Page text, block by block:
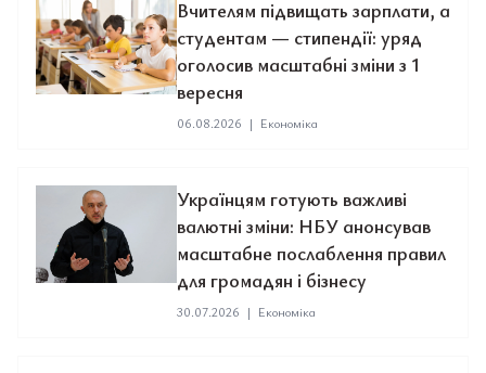
Вчителям підвищать зарплати, а
студентам — стипендії: уряд
оголосив масштабні зміни з 1
вересня
06.08.2026 | Економіка
Українцям готують важливі
валютні зміни: НБУ анонсував
масштабне послаблення правил
для громадян і бізнесу
30.07.2026 | Економіка